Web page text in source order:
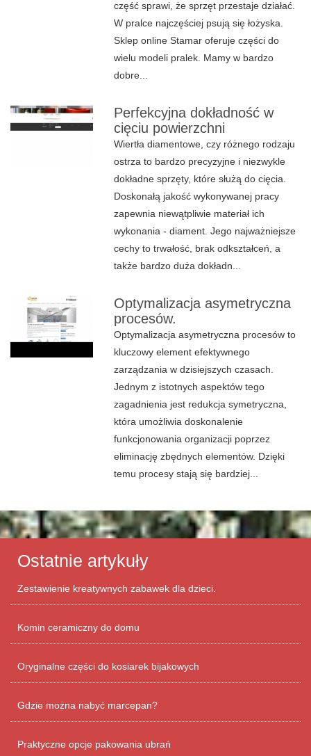
część sprawi, że sprzęt przestaje działać.
W pralce najczęściej psują się łożyska.
Sklep online Stamar oferuje części do
wielu modeli pralek. Mamy w bardzo
dobre...
Perfekcyjna dokładność w
cięciu powierzchni
Wiertła diamentowe, czy różnego rodzaju
ostrza to bardzo precyzyjne i niezwykle
dokładne sprzęty, które służą do cięcia.
Doskonałą jakość wykonywanej pracy
zapewnia niewątpliwie materiał ich
wykonania - diament. Jego najważniejsze
cechy to trwałość, brak odkształceń, a
także bardzo duża dokładn...
Optymalizacja asymetryczna
procesów.
Optymalizacja asymetryczna procesów to
kluczowy element efektywnego
zarządzania w dzisiejszych czasach.
Jednym z istotnych aspektów tego
zagadnienia jest redukcja symetryczna,
która umożliwia doskonalenie
funkcjonowania organizacji poprzez
eliminację zbędnych elementów. Dzięki
temu procesy stają się bardziej...
Ostatnie artykuły
Zestawienie kreatywnych zabawek dla dzieci.
Komin ceramiczny do domu
Oryginalne części do kosiarek bijakowych
Gdzie można nabyć marcepan?
Praktyczne opcje pakowania ubrań